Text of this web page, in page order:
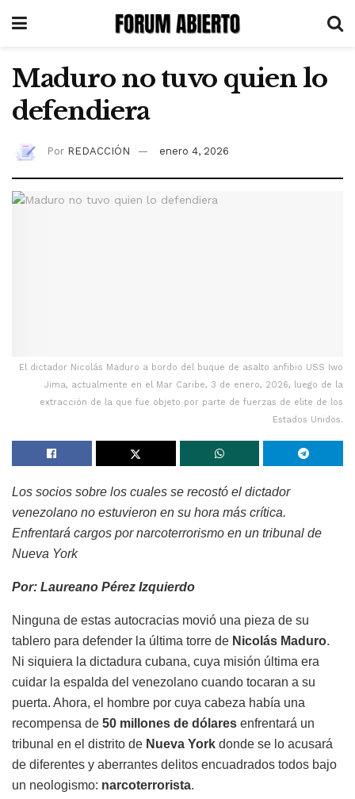
Maduro no tuvo quien lo
defendiera
Por REDACCIÓN enero 4, 2026
El dictador Nicolás Maduro a bordo del buque de asalto anfibio USS Iwo
Jima, actualmente en el Mar Caribe, 3 de enero, 2026, luego de la
extracción de la que fue objeto por parte de fuerzas de elite de los
Estados Unidos.
Los socios sobre los cuales se recostó el dictador
venezolano no estuvieron en su hora más crítica.
Enfrentará cargos por narcoterrorismo en un tribunal de
Nueva York
Por: Laureano Pérez Izquierdo
Ninguna de estas autocracias movió una pieza de su
tablero para defender la última torre de Nicolás Maduro.
Ni siquiera la dictadura cubana, cuya misión última era
cuidar la espalda del venezolano cuando tocaran a su
puerta. Ahora, el hombre por cuya cabeza había una
recompensa de 50 millones de dólares enfrentará un
tribunal en el distrito de Nueva York donde se lo acusará
de diferentes y aberrantes delitos encuadrados todos bajo
un neologismo: narcoterrorista.